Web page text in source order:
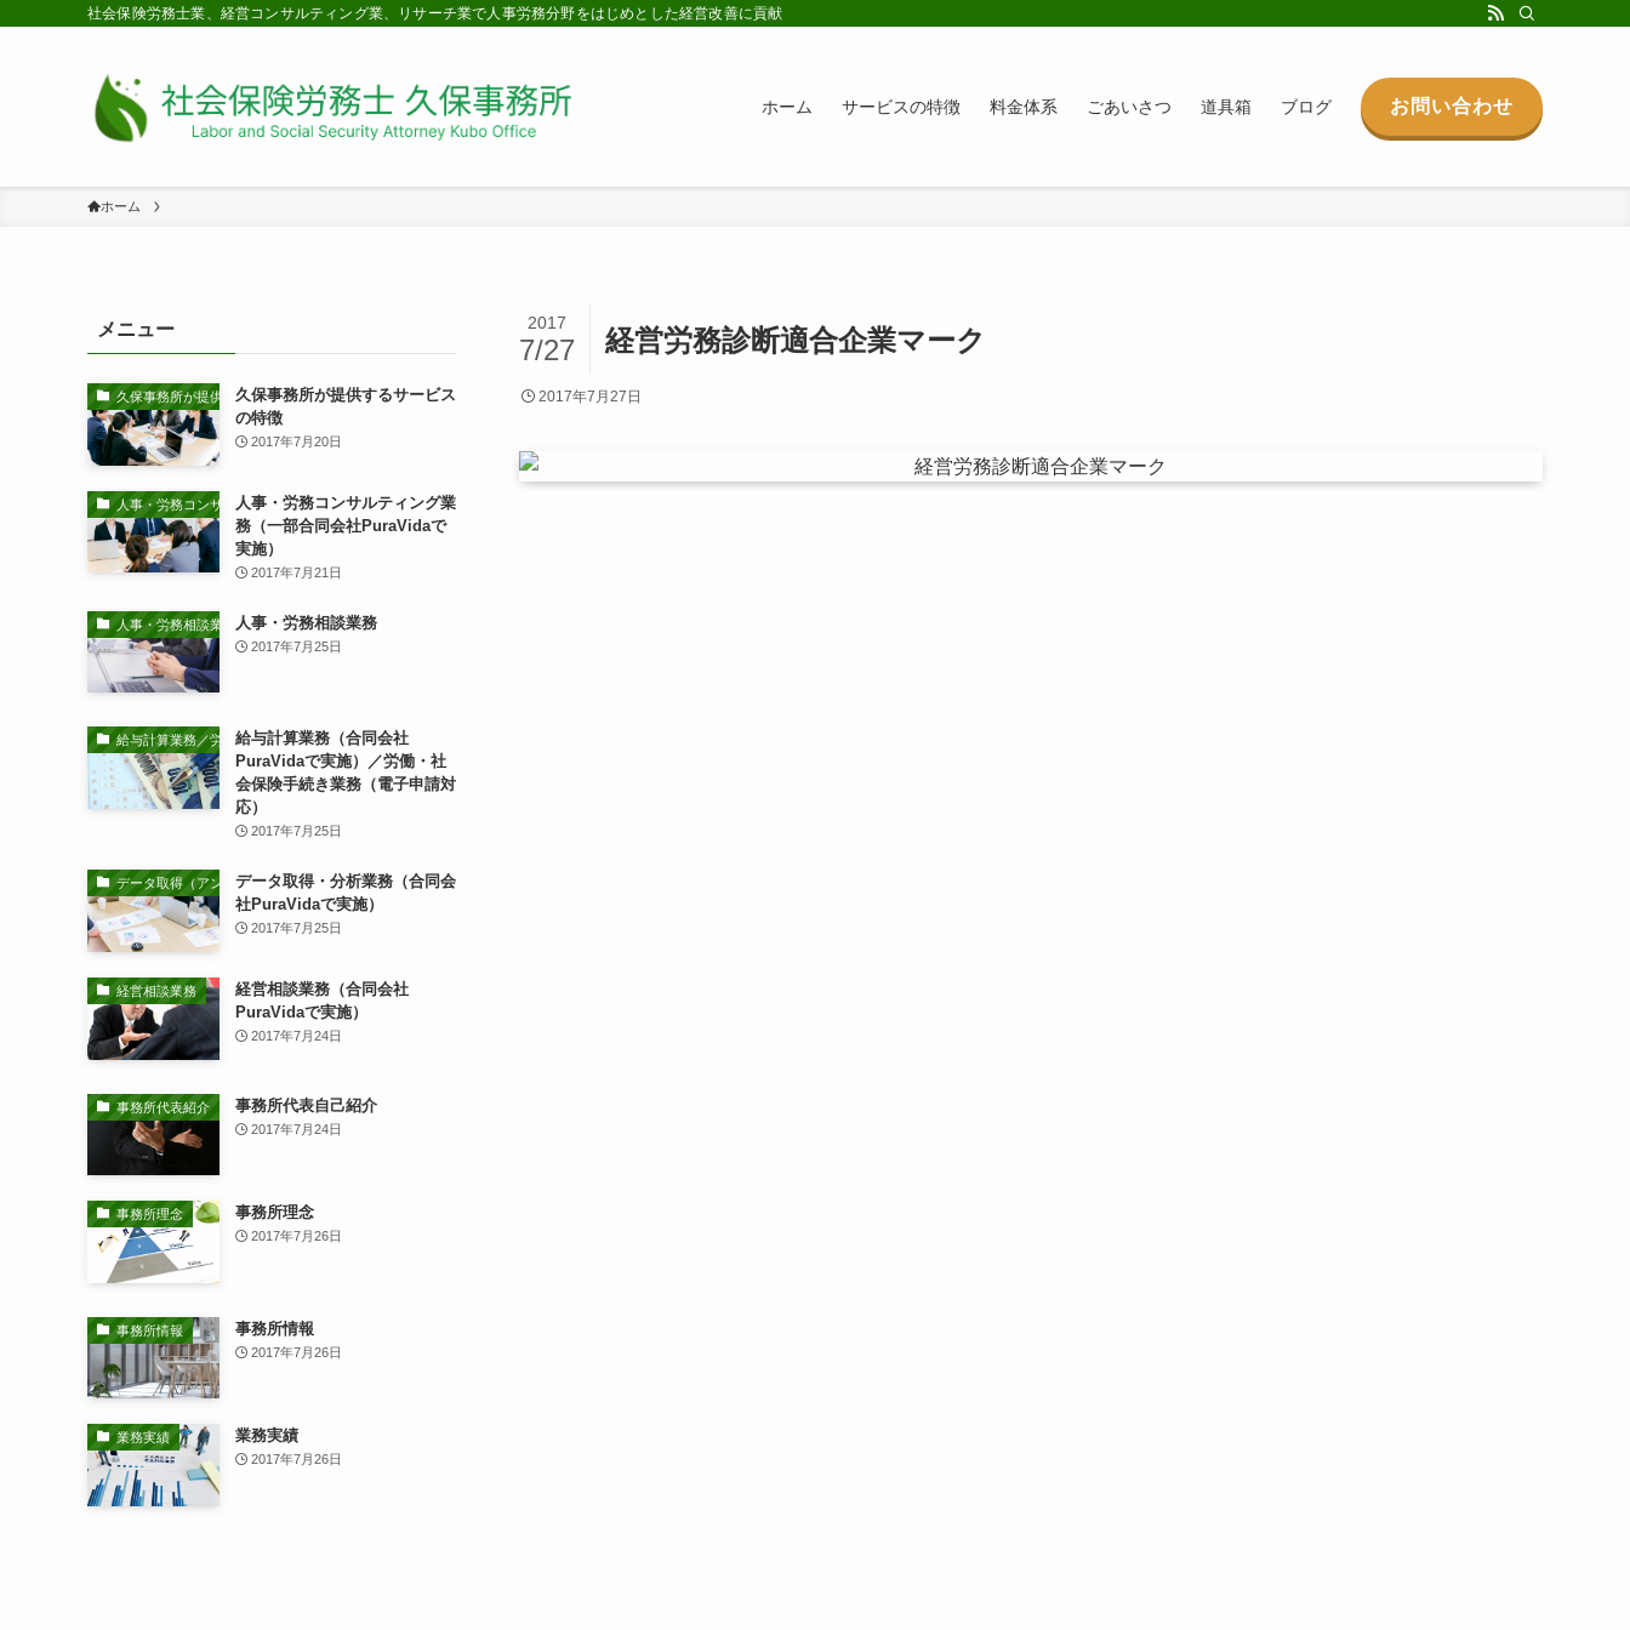
社会保険労務士業、経営コンサルティング業、リサーチ業で人事労務分野をはじめとした経営改善に貢献
ホーム サービスの特徴 料金体系 ごあいさつ 道具箱 ブログ お問い合わせ
ホーム
経営労務診断適合企業マーク
2017
7/27
2017年7月27日
メニュー
久保事務所が提供するサービスの特徴久保事務所が提供するサービス
の特徴
2017年7月20日
人事・労務コンサルティング業務人事・労務コンサルティング業
務（一部合同会社PuraVidaで
実施）
2017年7月21日
人事・労務相談業務 人事・労務相談業務
2017年7月25日
給与計算業務／労働・社会保険手続き業務
給与計算業務（合同会社
PuraVidaで実施）／労働・社
会保険手続き業務（電子申請対
応）
2017年7月25日
データ取得（アンケート調査等）・分析業務
データ取得・分析業務（合同会
社PuraVidaで実施）
2017年7月25日
経営相談業務
経営相談業務（合同会社
PuraVidaで実施）
2017年7月24日
事務所代表紹介 事務所代表自己紹介
2017年7月24日
事務所理念 事務所理念
2017年7月26日
事務所情報 事務所情報
2017年7月26日
業務実績 業務実績
2017年7月26日